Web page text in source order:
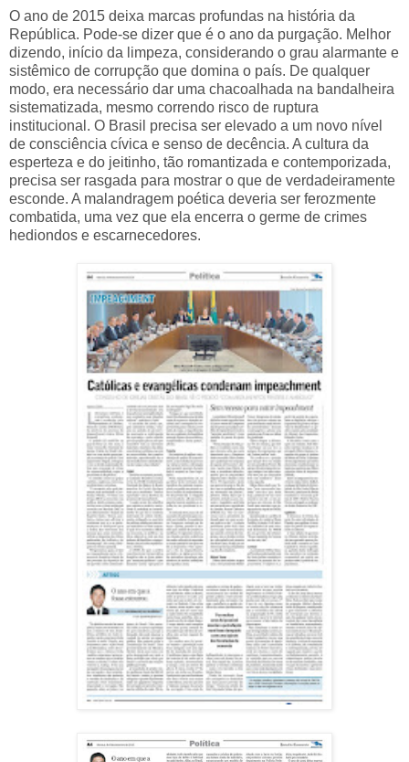
O ano de 2015 deixa marcas profundas na história da
República. Pode-se dizer que é o ano da purgação. Melhor
dizendo, início da limpeza, considerando o grau alarmante e
sistêmico de corrupção que domina o país. De qualquer
modo, era necessário dar uma chacoalhada na bandalheira
sistematizada, mesmo correndo risco de ruptura
institucional. O Brasil precisa ser elevado a um novo nível
de consciência cívica e senso de decência. A cultura da
esperteza e do jeitinho, tão romantizada e contemporizada,
precisa ser rasgada para mostrar o que de verdadeiramente
esconde. A malandragem poética deveria ser ferozmente
combatida, uma vez que ela encerra o germe de crimes
hediondos e escarnecedores.